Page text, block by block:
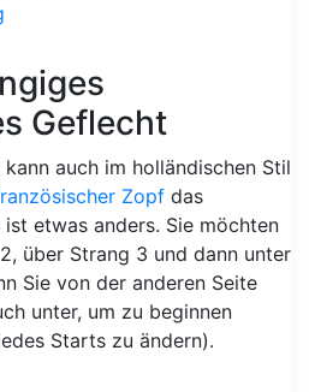
Geflecht
auch im holländischen Stil
Zopf das
etwas anders. Sie möchten
über Strang 3 und dann unter
Sie von der anderen Seite
unter, um zu beginnen
Starts zu ändern).